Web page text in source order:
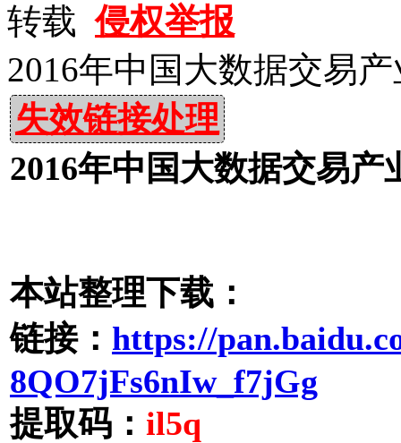
转载侵权举报
2016年中国大数据交易
失效链接处理
2016年中国大数据交易产
本站整理下载：
链接： https://
8QO7jFs6nIw_f7jGg
提取码： il5q